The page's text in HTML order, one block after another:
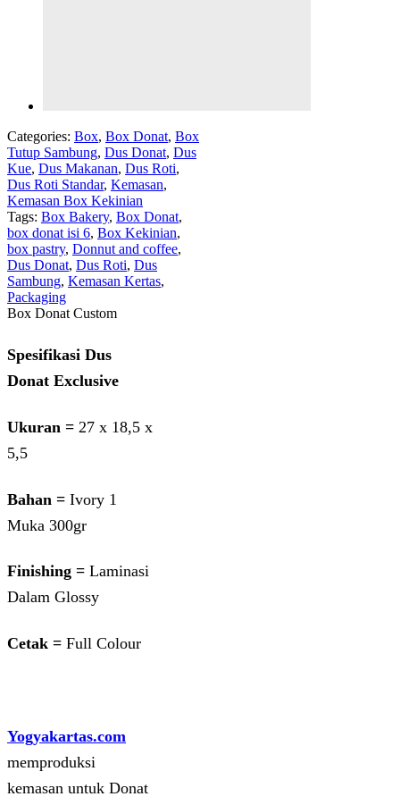
Categories: Box, Box Donat, Box
Tutup Sambung, Dus Donat, Dus
Kue, Dus Makanan, Dus Roti,
Dus Roti Standar, Kemasan,
Kemasan Box Kekinian
Tags: Box Bakery, Box Donat,
box donat isi 6, Box Kekinian,
box pastry, Donnut and coffee,
Dus Donat, Dus Roti, Dus
Sambung, Kemasan Kertas,
Packaging
Box Donat Custom
Spesifikasi Dus
Donat Exclusive
Ukuran = 27 x 18,5 x
5,5
Bahan = Ivory 1
Muka 300gr
Finishing = Laminasi
Dalam Glossy
Cetak = Full Colour
Yogyakartas.com
memproduksi
kemasan untuk Donat